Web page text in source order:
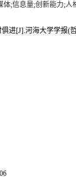
体;信息量;创新能力;人
进[J].河海大学学报(哲